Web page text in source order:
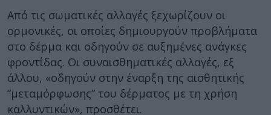
Από τις σωματικές αλλαγές ξεχωρίζουν οι
ορμονικές, οι οποίες δημιουργούν προβλήματα
στο δέρμα και οδηγούν σε αυξημένες ανάγκες
φροντίδας. Οι συναισθηματικές αλλαγές, εξ
άλλου, «οδηγούν στην έναρξη της αισθητικής
“μεταμόρφωσης” του δέρματος με τη χρήση
καλλυντικών», προσθέτει.